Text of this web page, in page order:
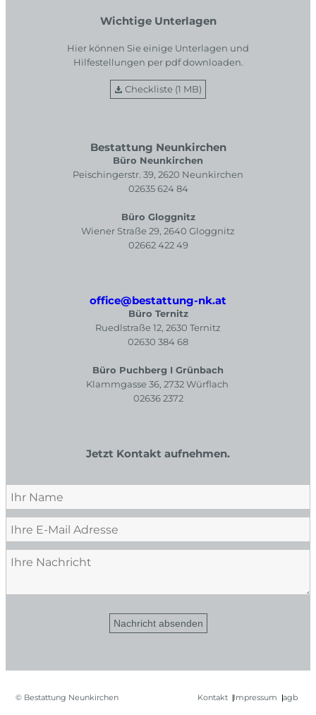
Wichtige Unterlagen
Hier können Sie einige Unterlagen und
Hilfestellungen per pdf downloaden.
Checkliste (1 MB)
Bestattung Neunkirchen
Büro Neunkirchen
Peischingerstr. 39, 2620 Neunkirchen
02635 624 84
Büro Gloggnitz
Wiener Straße 29, 2640 Gloggnitz
02662 422 49
office@bestattung-nk.at
Büro Ternitz
Ruedlstraße 12, 2630 Ternitz
02630 384 68
Büro Puchberg I Grünbach
Klammgasse 36, 2732 Würflach
02636 2372
Jetzt Kontakt aufnehmen.
Nachricht absenden
© Bestattung Neunkirchen Kontakt Impressum agb